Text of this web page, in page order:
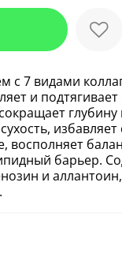
7 видами
и
избавляет
барьер.
и